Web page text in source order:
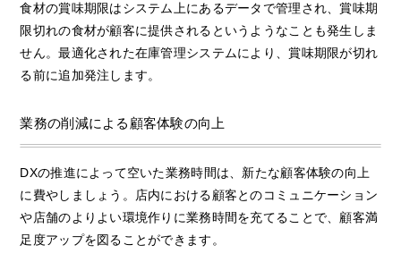
食材の賞味期限はシステム上にあるデータで管理され、賞味期
限切れの食材が顧客に提供されるというようなことも発生しま
せん。最適化された在庫管理システムにより、賞味期限が切れ
る前に追加発注します。
業務の削減による顧客体験の向上
DXの推進によって空いた業務時間は、新たな顧客体験の向上
に費やしましょう。店内における顧客とのコミュニケーション
や店舗のよりよい環境作りに業務時間を充てることで、顧客満
足度アップを図ることができます。